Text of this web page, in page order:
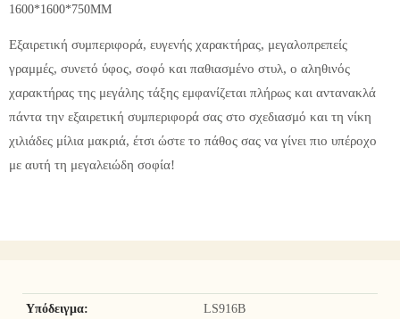
1600*1600*750MM
Εξαιρετική συμπεριφορά, ευγενής χαρακτήρας, μεγαλοπρεπείς
γραμμές, συνετό ύφος, σοφό και παθιασμένο στυλ, ο αληθινός
χαρακτήρας της μεγάλης τάξης εμφανίζεται πλήρως και αντανακλά
πάντα την εξαιρετική συμπεριφορά σας στο σχεδιασμό και τη νίκη
χιλιάδες μίλια μακριά, έτσι ώστε το πάθος σας να γίνει πιο υπέροχο
με αυτή τη μεγαλειώδη σοφία!
Υπόδειγμα: LS916B